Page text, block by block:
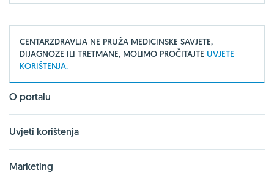
CENTARZDRAVLJA NE PRUŽA MEDICINSKE SAVJETE,
DIJAGNOZE ILI TRETMANE, MOLIMO PROČITAJTE UVJETE
KORIŠTENJA.
O portalu
Uvjeti korištenja
Marketing